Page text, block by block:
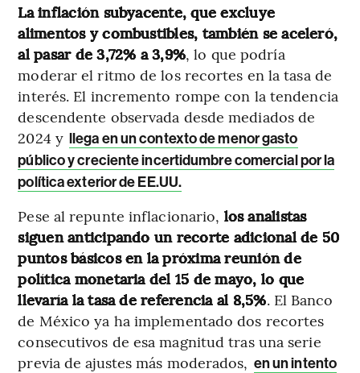
La inflación subyacente, que excluye
alimentos y combustibles, también se aceleró,
al pasar de 3,72% a 3,9%, lo que podría
moderar el ritmo de los recortes en la tasa de
interés. El incremento rompe con la tendencia
descendente observada desde mediados de
2024 y llega en un contexto de menor gasto
público y creciente incertidumbre comercial por la
política exterior de EE.UU.
Pese al repunte inflacionario, los analistas
siguen anticipando un recorte adicional de 50
puntos básicos en la próxima reunión de
política monetaria del 15 de mayo, lo que
llevaría la tasa de referencia al 8,5%. El Banco
de México ya ha implementado dos recortes
consecutivos de esa magnitud tras una serie
previa de ajustes más moderados, en un intento